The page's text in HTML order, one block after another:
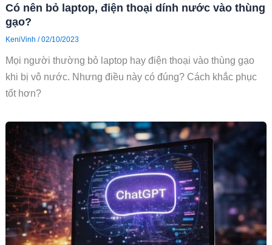
Có nên bỏ laptop, điện thoại dính nước vào thùng
gạo?
KeniVinh /02/10/2023
Mọi người thường bỏ laptop hay điện thoại vào thùng gạo
khi bị vô nước. Nhưng điều này có đúng? Cách khắc phục
tốt hơn?